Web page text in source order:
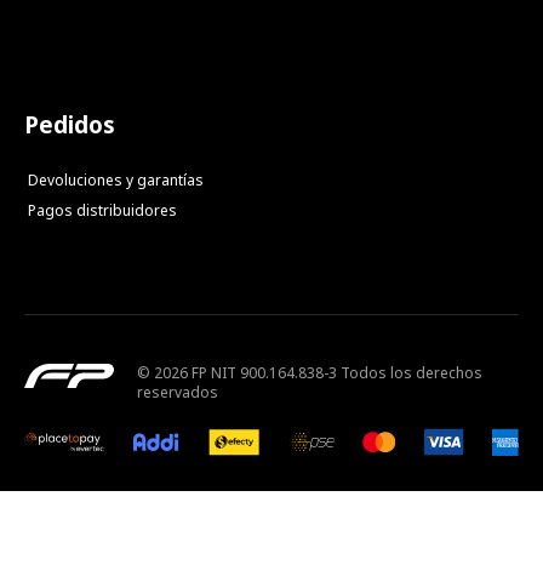
Pedidos
Devoluciones y garantías
Pagos distribuidores
© 2026 FP NIT 900.164.838-3 Todos los derechos
reservados